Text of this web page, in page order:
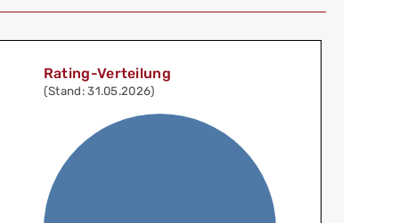
Rating-Verteilung
(Stand: 31.05.2026)